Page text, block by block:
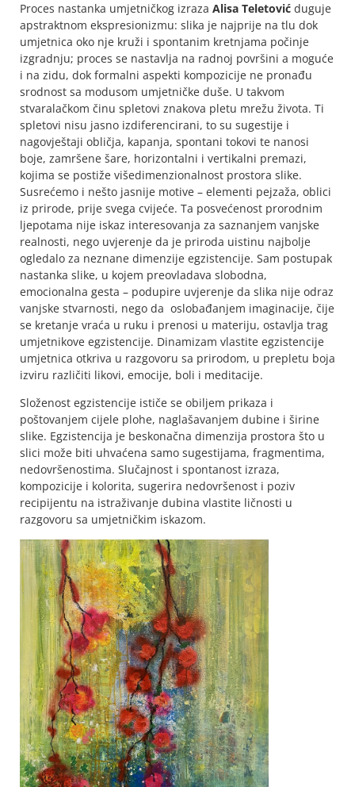
Proces nastanka umjetničkog izraza Alisa Teletović duguje
apstraktnom ekspresionizmu: slika je najprije na tlu dok
umjetnica oko nje kruži i spontanim kretnjama počinje
izgradnju; proces se nastavlja na radnoj površini a moguće
i na zidu, dok formalni aspekti kompozicije ne pronađu
srodnost sa modusom umjetničke duše. U takvom
stvaralačkom činu spletovi znakova pletu mrežu života. Ti
spletovi nisu jasno izdiferencirani, to su sugestije i
nagovještaji obličja, kapanja, spontani tokovi te nanosi
boje, zamršene šare, horizontalni i vertikalni premazi,
kojima se postiže višedimenzionalnost prostora slike.
Susrećemo i nešto jasnije motive – elementi pejzaža, oblici
iz prirode, prije svega cvijeće. Ta posvećenost prorodnim
ljepotama nije iskaz interesovanja za saznanjem vanjske
realnosti, nego uvjerenje da je priroda uistinu najbolje
ogledalo za neznane dimenzije egzistencije. Sam postupak
nastanka slike, u kojem preovladava slobodna,
emocionalna gesta – podupire uvjerenje da slika nije odraz
vanjske stvarnosti, nego da oslobađanjem imaginacije, čije
se kretanje vraća u ruku i prenosi u materiju, ostavlja trag
umjetnikove egzistencije. Dinamizam vlastite egzistencije
umjetnica otkriva u razgovoru sa prirodom, u prepletu boja
izviru različiti likovi, emocije, boli i meditacije.
Složenost egzistencije ističe se obiljem prikaza i
poštovanjem cijele plohe, naglašavanjem dubine i širine
slike. Egzistencija je beskonačna dimenzija prostora što u
slici može biti uhvaćena samo sugestijama, fragmentima,
nedovršenostima. Slučajnost i spontanost izraza,
kompozicije i kolorita, sugerira nedovršenost i poziv
recipijentu na istraživanje dubina vlastite ličnosti u
razgovoru sa umjetničkim iskazom.